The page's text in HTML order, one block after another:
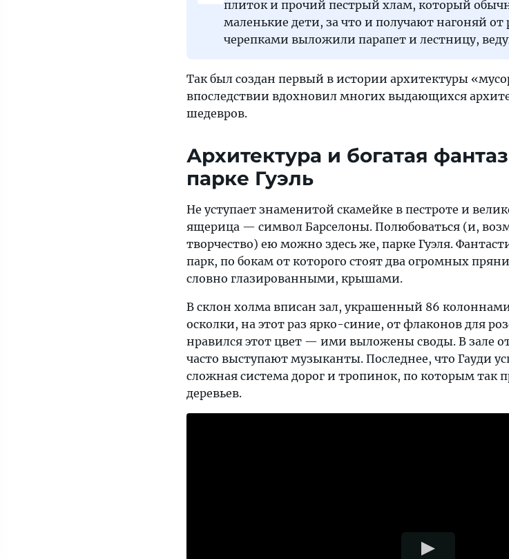
плиток и прочий пестрый хлам, который
маленькие дети, за что и получают нагоняй
черепками выложили парапет и лестницу,
Так был создан первый в истории архитектуры
впоследствии вдохновил многих выдающихся
шедевров.
Архитектура и богатая
парке Гуэль
Не уступает знаменитой скамейке в пестроте и
ящерица — символ Барселоны. Полюбоваться (и,
творчество) ею можно здесь же, парке Гуэля.
парк, по бокам от которого стоят два огромных
словно глазированными, крышами.
В склон холма вписан зал, украшенный 86
осколки, на этот раз ярко-синие, от флаконов для
нравился этот цвет — ими выложены своды. В зале
часто выступают музыканты. Последнее, что Гауди
сложная система дорог и тропинок, по которым так
деревьев.